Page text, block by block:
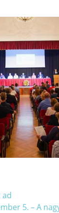
ad
5. – A